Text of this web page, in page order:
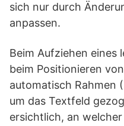
sich nur durch
anpassen.
Beim Aufziehen eines
beim Positionieren
automatisch Rahmen
um das Textfeld
ersichtlich, an